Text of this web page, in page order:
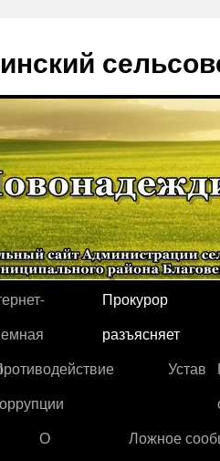
Прокурор
разъясняет
Устав
О
Ложное